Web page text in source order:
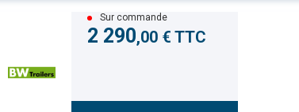
Sur commande
2 290,00 € TTC